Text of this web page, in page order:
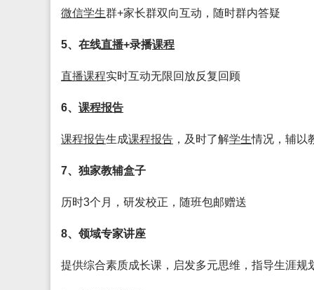
微信学生群+家长群双向互动，随时群内答疑
5、在线直播+录播课程
直播课程实时互动无限回放反复回顾
6、 课程报告
课程报告生成课程报告 ，及时了解学生情况，辅以
7、独家教辅盒子
历时3个月，研发校正，随班包邮赠送
8、领域专家讲座
提供综合素质成长课，启发多元思维，指导生涯规